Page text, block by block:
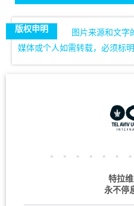
版权申明
图片来源和文字
媒体或个人如需转载，必须标
特拉
永不停